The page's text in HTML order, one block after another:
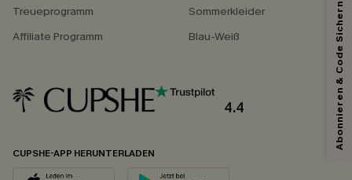
Treueprogramm
Affiliate Programm
Sommerkleider
Blau-Weiß
4.4
CUPSHE-APP HERUNTERLADEN
Abonnieren & Code Sichern